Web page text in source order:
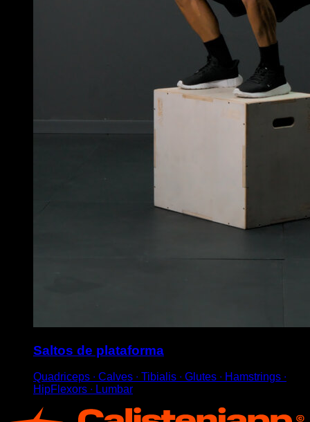
Saltos de plataforma
Quadriceps ∙ Calves ∙ Tibialis ∙ Glutes ∙ Hamstrings ∙
HipFlexors ∙ Lumbar